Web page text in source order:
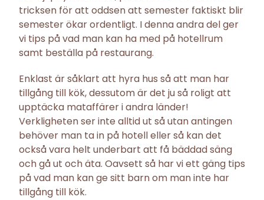
tricksen för att oddsen att semester faktiskt blir
semester ökar ordentligt. I denna andra del ger
vi tips på vad man kan ha med på hotellrum
samt beställa på restaurang.
Enklast är såklart att hyra hus så att man har
tillgång till kök, dessutom är det ju så roligt att
upptäcka mataffärer i andra länder!
Verkligheten ser inte alltid ut så utan antingen
behöver man ta in på hotell eller så kan det
också vara helt underbart att få bäddad säng
och gå ut och äta. Oavsett så har vi ett gäng tips
på vad man kan ge sitt barn om man inte har
tillgång till kök.